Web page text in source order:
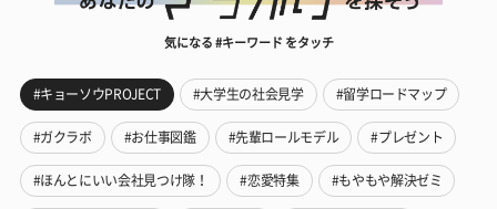
気になる #キーワード をタッチ
#キョーソウPROJECT #大学生の社会見学 #留学ロードマップ
#ガクラボ #お仕事図鑑 #先輩ロールモデル #プレゼント
#ほんとにいい会社見つけ隊！ #恋愛特集 #もやもや解決ゼミ